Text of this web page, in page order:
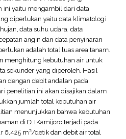
ini yaitu mengambil dari data
diperlukan yaitu data klimatologi
data suhu udara, data
angin dan data penyinaran
adalah total luas area tanam.
menghitung kebutuhan air untuk
sekunder yang diperoleh. Hasil
dengan debit andalan pada
penelitian ini akan disajikan dalam
jumlah total kebutuhan air
menunjukkan bahwa kebutuhan
di D.I Kamijoro terjadi pada
6,425 m³/detik dan debit air total